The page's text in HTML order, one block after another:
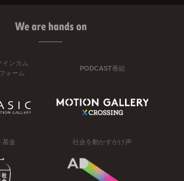
We are hands on
ンカム
ォーム
PODCAST番組
基金 社会を動かすかけ声